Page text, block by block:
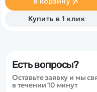
двигателя,
влагозащищенный бокс
приемника.Купить в 1 клик
Есть вопросы?
Оставьте заявку и мы
в течении 10 минут